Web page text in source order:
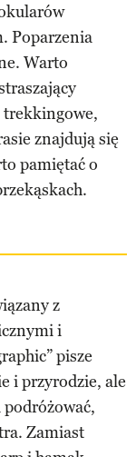
Poparzenia
Warto
trekkingowe,
znajdują się
pamiętać o
z
i
pisze
i przyrodzie, ale
Zamiast